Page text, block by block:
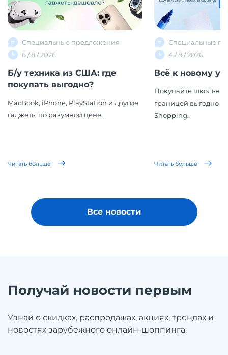
Специальные предложения
6 / 8 / 2026
Б/у техника из США: где
покупать выгодно?
MacBook, iPhone, PlayStation и другие
гаджеты по разумной цене.
Читать больше
Специальные
4 / 8 / 2026
Всё к новому
Покупайте
границей выгодно
Shopping.
Читать больше
Все новости
Получай новости первым
Узнай о скидках, распродажах, акциях, трендах и
новостях зарубежного онлайн-шоппинга.